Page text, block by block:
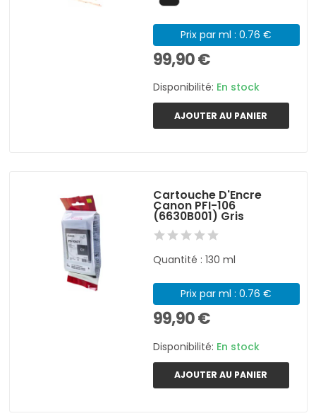
Prix par ml : 0.76 €
99,90 €
Disponibilité: En stock
AJOUTER AU PANIER
Cartouche D'Encre
Canon PFI-106
(6630B001) Gris
Quantité : 130 ml
Prix par ml : 0.76 €
99,90 €
Disponibilité: En stock
AJOUTER AU PANIER